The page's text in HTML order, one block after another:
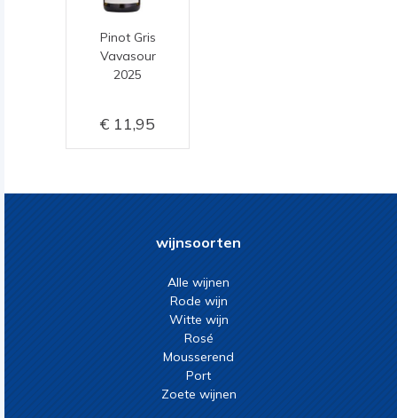
Pinot Gris
Vavasour
2025
11,95
wijnsoorten
Alle wijnen
Rode wijn
Witte wijn
Rosé
Mousserend
Port
Zoete wijnen